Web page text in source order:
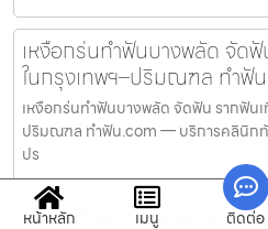
เหงือกร่นทำฟันบางพลัด จัด
ในกรุงเทพฯ–ปริมณฑล ทำฟั
เหงือกร่นทำฟันบางพลัด จัดฟัน รากฟัน
ปริมณฑล ทำฟัน.com — บริการคลินิก
ปร
อุดฟันทำฟันวังทองหลาง บริ
หน้าหลัก เมนู ติดต่อ